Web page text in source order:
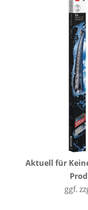
Aktuell für
ggf.